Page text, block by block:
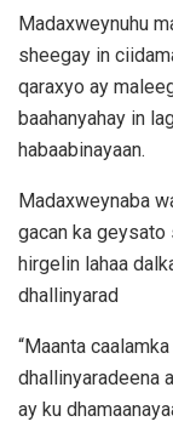
Madaxweynuhu
sheegay in
qaraxyo ay
baahanyahay in
habaabinayaan.
Madaxweynaba
gacan ka
hirgelin lahaa
dhallinyarad
“Maanta
dhallinyaradeena
ay ku